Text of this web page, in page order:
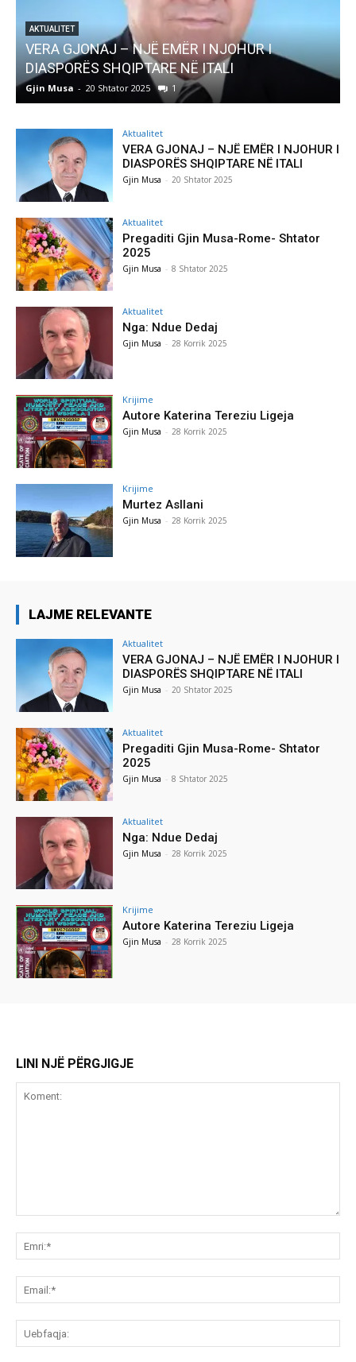
AKTUALITET
Pregaditi Gjin Musa-Rome- Shtator 2025
Gjin Musa 8 Shtator 2025 0
Aktualitet
VERA GJONAJ – NJË EMËR I NJOHUR I
DIASPORËS SHQIPTARE NË ITALI
Gjin Musa - 20 Shtator 2025
Aktualitet
Pregaditi Gjin Musa-Rome- Shtator
2025
Gjin Musa - 8 Shtator 2025
Aktualitet
Nga: Ndue Dedaj
Gjin Musa - 28 Korrik 2025
Krijime
Autore Katerina Tereziu Ligeja
Gjin Musa - 28 Korrik 2025
Krijime
Murtez Asllani
Gjin Musa - 28 Korrik 2025
LAJME RELEVANTE
Aktualitet
VERA GJONAJ – NJË EMËR I NJOHUR I
DIASPORËS SHQIPTARE NË ITALI
Gjin Musa - 20 Shtator 2025
Aktualitet
Pregaditi Gjin Musa-Rome- Shtator
2025
Gjin Musa - 8 Shtator 2025
Aktualitet
Nga: Ndue Dedaj
Gjin Musa - 28 Korrik 2025
Krijime
Autore Katerina Tereziu Ligeja
Gjin Musa - 28 Korrik 2025
LINI NJË PËRGJIGJE